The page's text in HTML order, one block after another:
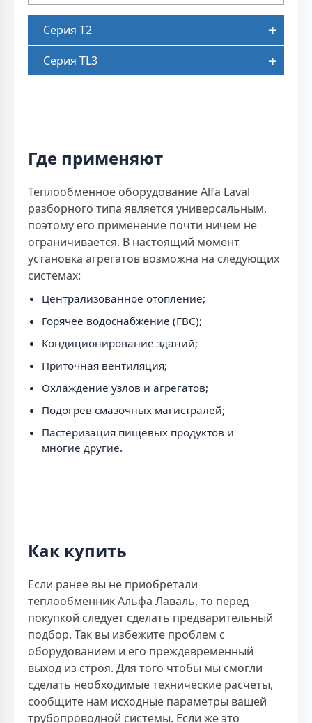
Серия T2
Серия TL3
Где применяют
Теплообменное оборудование Alfa Laval
разборного типа является универсальным,
поэтому его применение почти ничем не
ограничивается. В настоящий момент
установка агрегатов возможна на следующих
системах:
Централизованное отопление;
Горячее водоснабжение (ГВС);
Кондиционирование зданий;
Приточная вентиляция;
Охлаждение узлов и агрегатов;
Подогрев смазочных магистралей;
Пастеризация пищевых продуктов и
многие другие.
Как купить
Если ранее вы не приобретали
теплообменник Альфа Лаваль, то перед
покупкой следует сделать предварительный
подбор. Так вы избежите проблем с
оборудованием и его преждевременный
выход из строя. Для того чтобы мы смогли
сделать необходимые технические расчеты,
сообщите нам исходные параметры вашей
трубопроводной системы. Если же это